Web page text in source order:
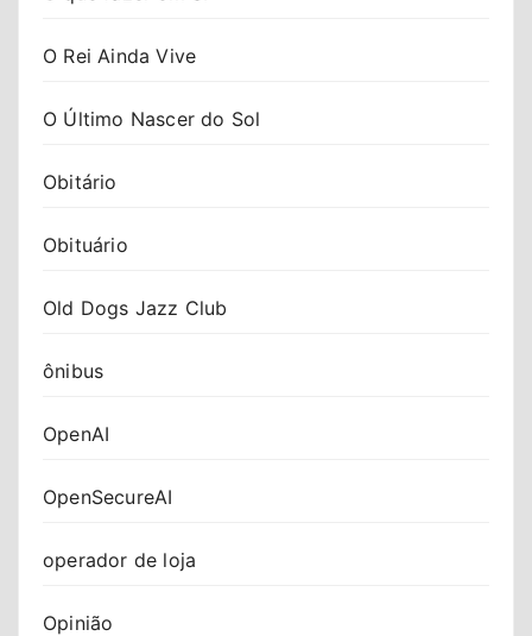
O Rei Ainda Vive
O Último Nascer do Sol
Obitário
Obituário
Old Dogs Jazz Club
ônibus
OpenAI
OpenSecureAI
operador de loja
Opinião